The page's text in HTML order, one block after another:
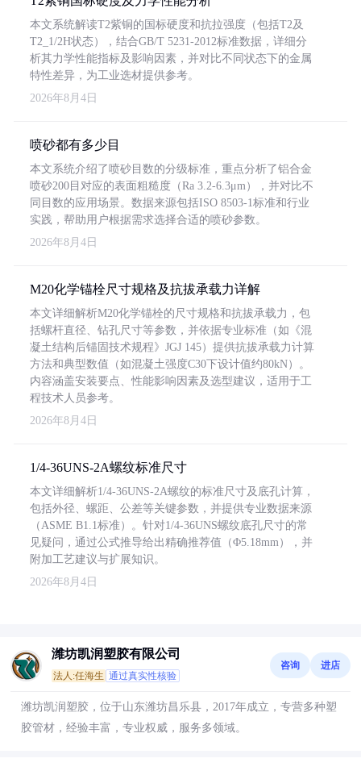
本文系统解读T2紫铜的国标硬度和抗拉强度（包括T2及
T2_1/2H状态），结合GB/T 5231-2012标准数据，详细分
析其力学性能指标及影响因素，并对比不同状态下的金属
特性差异，为工业选材提供参考。
2026年8月4日
喷砂都有多少目
本文系统介绍了喷砂目数的分级标准，重点分析了铝合金
喷砂200目对应的表面粗糙度（Ra 3.2-6.3μm），并对比不
同目数的应用场景。数据来源包括ISO 8503-1标准和行业
实践，帮助用户根据需求选择合适的喷砂参数。
2026年8月4日
M20化学锚栓尺寸规格及抗拔承载力详解
本文详细解析M20化学锚栓的尺寸规格和抗拔承载力，包
括螺杆直径、钻孔尺寸等参数，并依据专业标准（如《混
凝土结构后锚固技术规程》JGJ 145）提供抗拔承载力计算
方法和典型数值（如混凝土强度C30下设计值约80kN）。
内容涵盖安装要点、性能影响因素及选型建议，适用于工
程技术人员参考。
2026年8月4日
1/4-36UNS-2A螺纹标准尺寸
本文详细解析1/4-36UNS-2A螺纹的标准尺寸及底孔计算，
包括外径、螺距、公差等关键参数，并提供专业数据来源
（ASME B1.1标准）。针对1/4-36UNS螺纹底孔尺寸的常
见疑问，通过公式推导给出精确推荐值（Φ5.18mm），并
附加工艺建议与扩展知识。
2026年8月4日
潍坊凯润塑胶有限公司
法人:任海生 通过真实性核验
咨询 进店
潍坊凯润塑胶，位于山东潍坊昌乐县，2017年成立，专营多种塑
胶管材，经验丰富，专业权威，服务多领域。